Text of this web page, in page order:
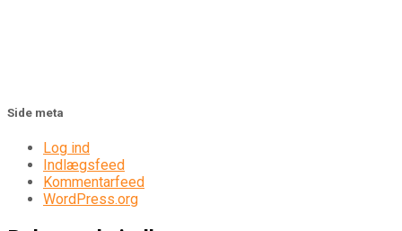
Side meta
Log ind
Indlægsfeed
Kommentarfeed
WordPress.org